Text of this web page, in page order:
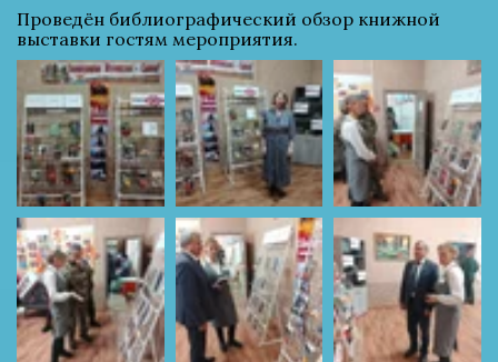
Проведён библиографический обзор книжной
выставки гостям мероприятия.